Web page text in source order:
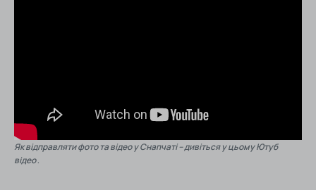
Як відправляти фото та відео у Снапчаті – дивіться у цьому Ютуб
відео.